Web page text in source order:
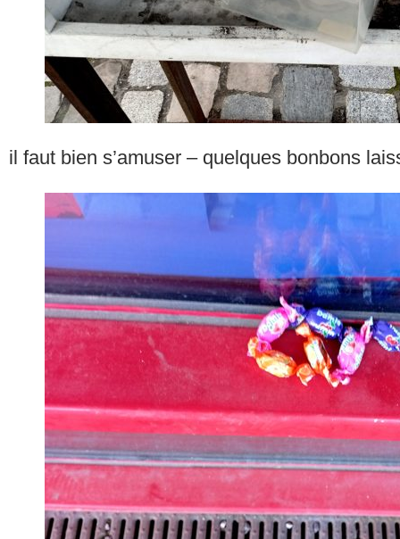
il faut bien s’amuser – quelques bonbons